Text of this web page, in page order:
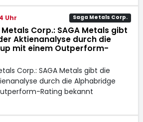
Uhr Saga Metals Corp.
Metals Corp.: SAGA Metals gibt
Aktienanalyse durch die
mit einem Outperform-
Corp.: SAGA Metals gibt die
durch die Alphabridge
Rating bekannt